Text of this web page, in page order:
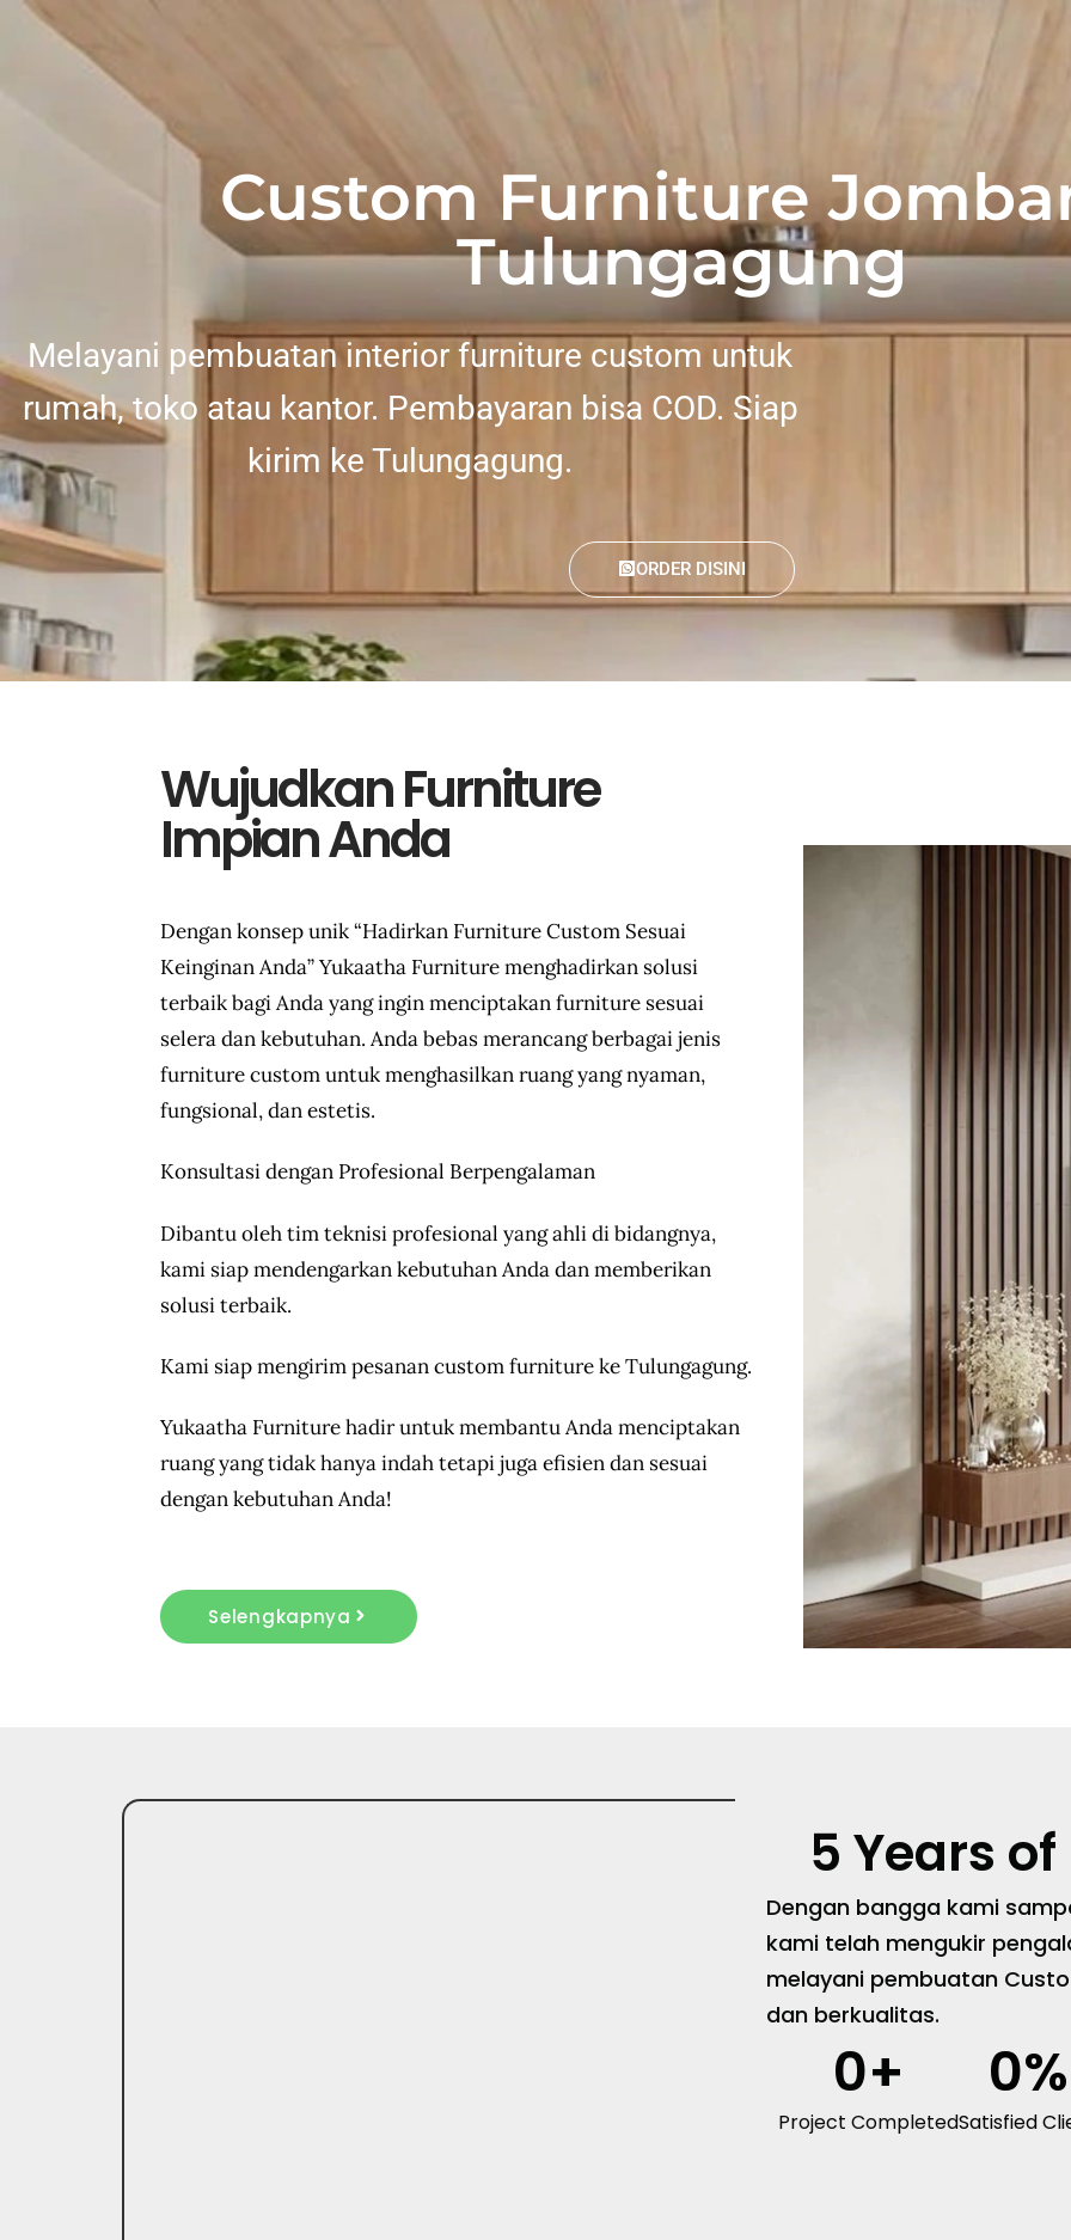
Custom Furniture
Tulungagung
Melayani pembuatan interior furniture custom untuk
rumah, toko atau kantor. Pembayaran bisa COD. Siap
kirim ke Tulungagung.
ORDER DISINI
Wujudkan Furniture
Impian Anda
Dengan konsep unik “Hadirkan Furniture Custom Sesuai
Keinginan Anda” Yukaatha Furniture menghadirkan solusi
terbaik bagi Anda yang ingin menciptakan furniture sesuai
selera dan kebutuhan. Anda bebas merancang berbagai jenis
furniture custom untuk menghasilkan ruang yang nyaman,
fungsional, dan estetis.
Konsultasi dengan Profesional Berpengalaman
Dibantu oleh tim teknisi profesional yang ahli di bidangnya,
kami siap mendengarkan kebutuhan Anda dan memberikan
solusi terbaik.
Kami siap mengirim pesanan custom furniture ke Tulungagung.
Yukaatha Furniture hadir untuk membantu Anda menciptakan
ruang yang tidak hanya indah tetapi juga efisien dan sesuai
dengan kebutuhan Anda!
Selengkapnya
5 Years
Dengan bangga kami
kami telah mengukir
melayani pembuatan
dan berkualitas.
Project Completed
0+
Satisfied
0%